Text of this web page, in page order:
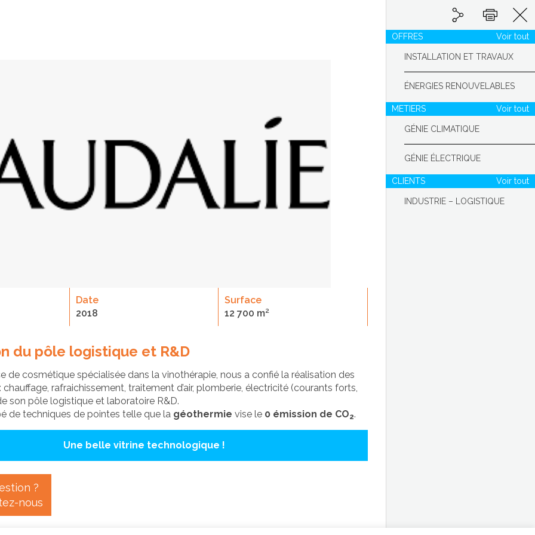
Génie climatique
Partager
Partager sur
Partager
Imprimer
Date
2018
Surface
12 700 m²
du pôle logistique et R&D
de cosmétique spécialisée dans la vinothérapie, nous a confié la réalisation des
: chauffage, rafraichissement, traitement d’air, plomberie, électricité (courants forts,
son pôle logistique et laboratoire R&D.
de techniques de pointes telle que la géothermie vise le 0 émission de CO2.
Une belle vitrine technologique !
?
nous
OFFRES Voir tout
INSTALLATION ET TRAVAUX
ÉNERGIES RENOUVELABLES
METIERS Voir tout
GÉNIE CLIMATIQUE
GÉNIE ÉLECTRIQUE
CLIENTS Voir tout
INDUSTRIE – LOGISTIQUE